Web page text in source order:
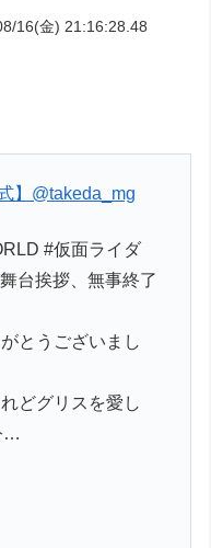
16(金) 21:16:28.48
】 @takeda_mg
#仮面ライダ
台挨拶、無事終了
とうございまし
どグリスを愛し
…